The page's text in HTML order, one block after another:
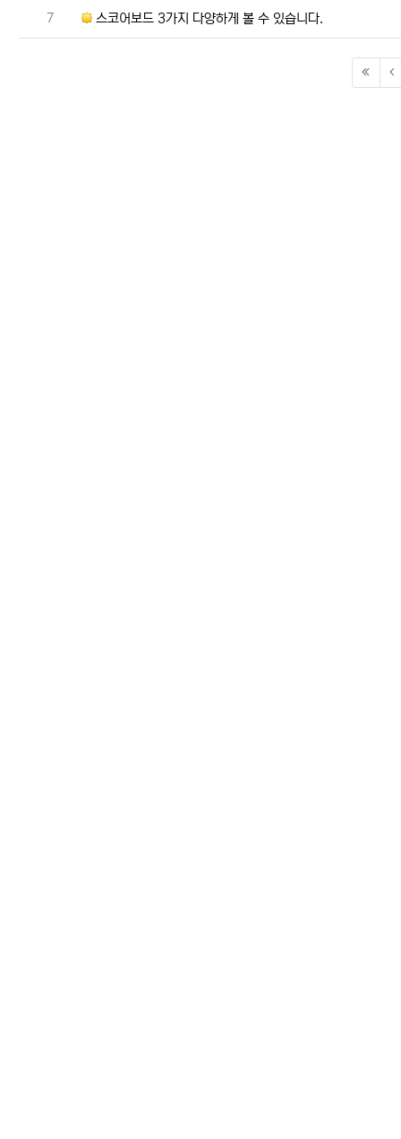
번호
7 스코어보드 3가지 다양하게 볼 수 있습니다.